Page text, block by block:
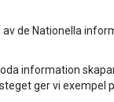
de Nationella
information
ger vi exempel